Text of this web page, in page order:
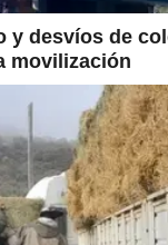
y desvíos de
movilización